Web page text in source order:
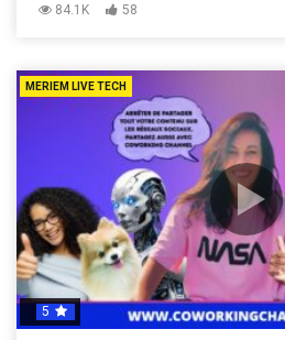
84.1K 58
MERIEM LIVE TECH
5